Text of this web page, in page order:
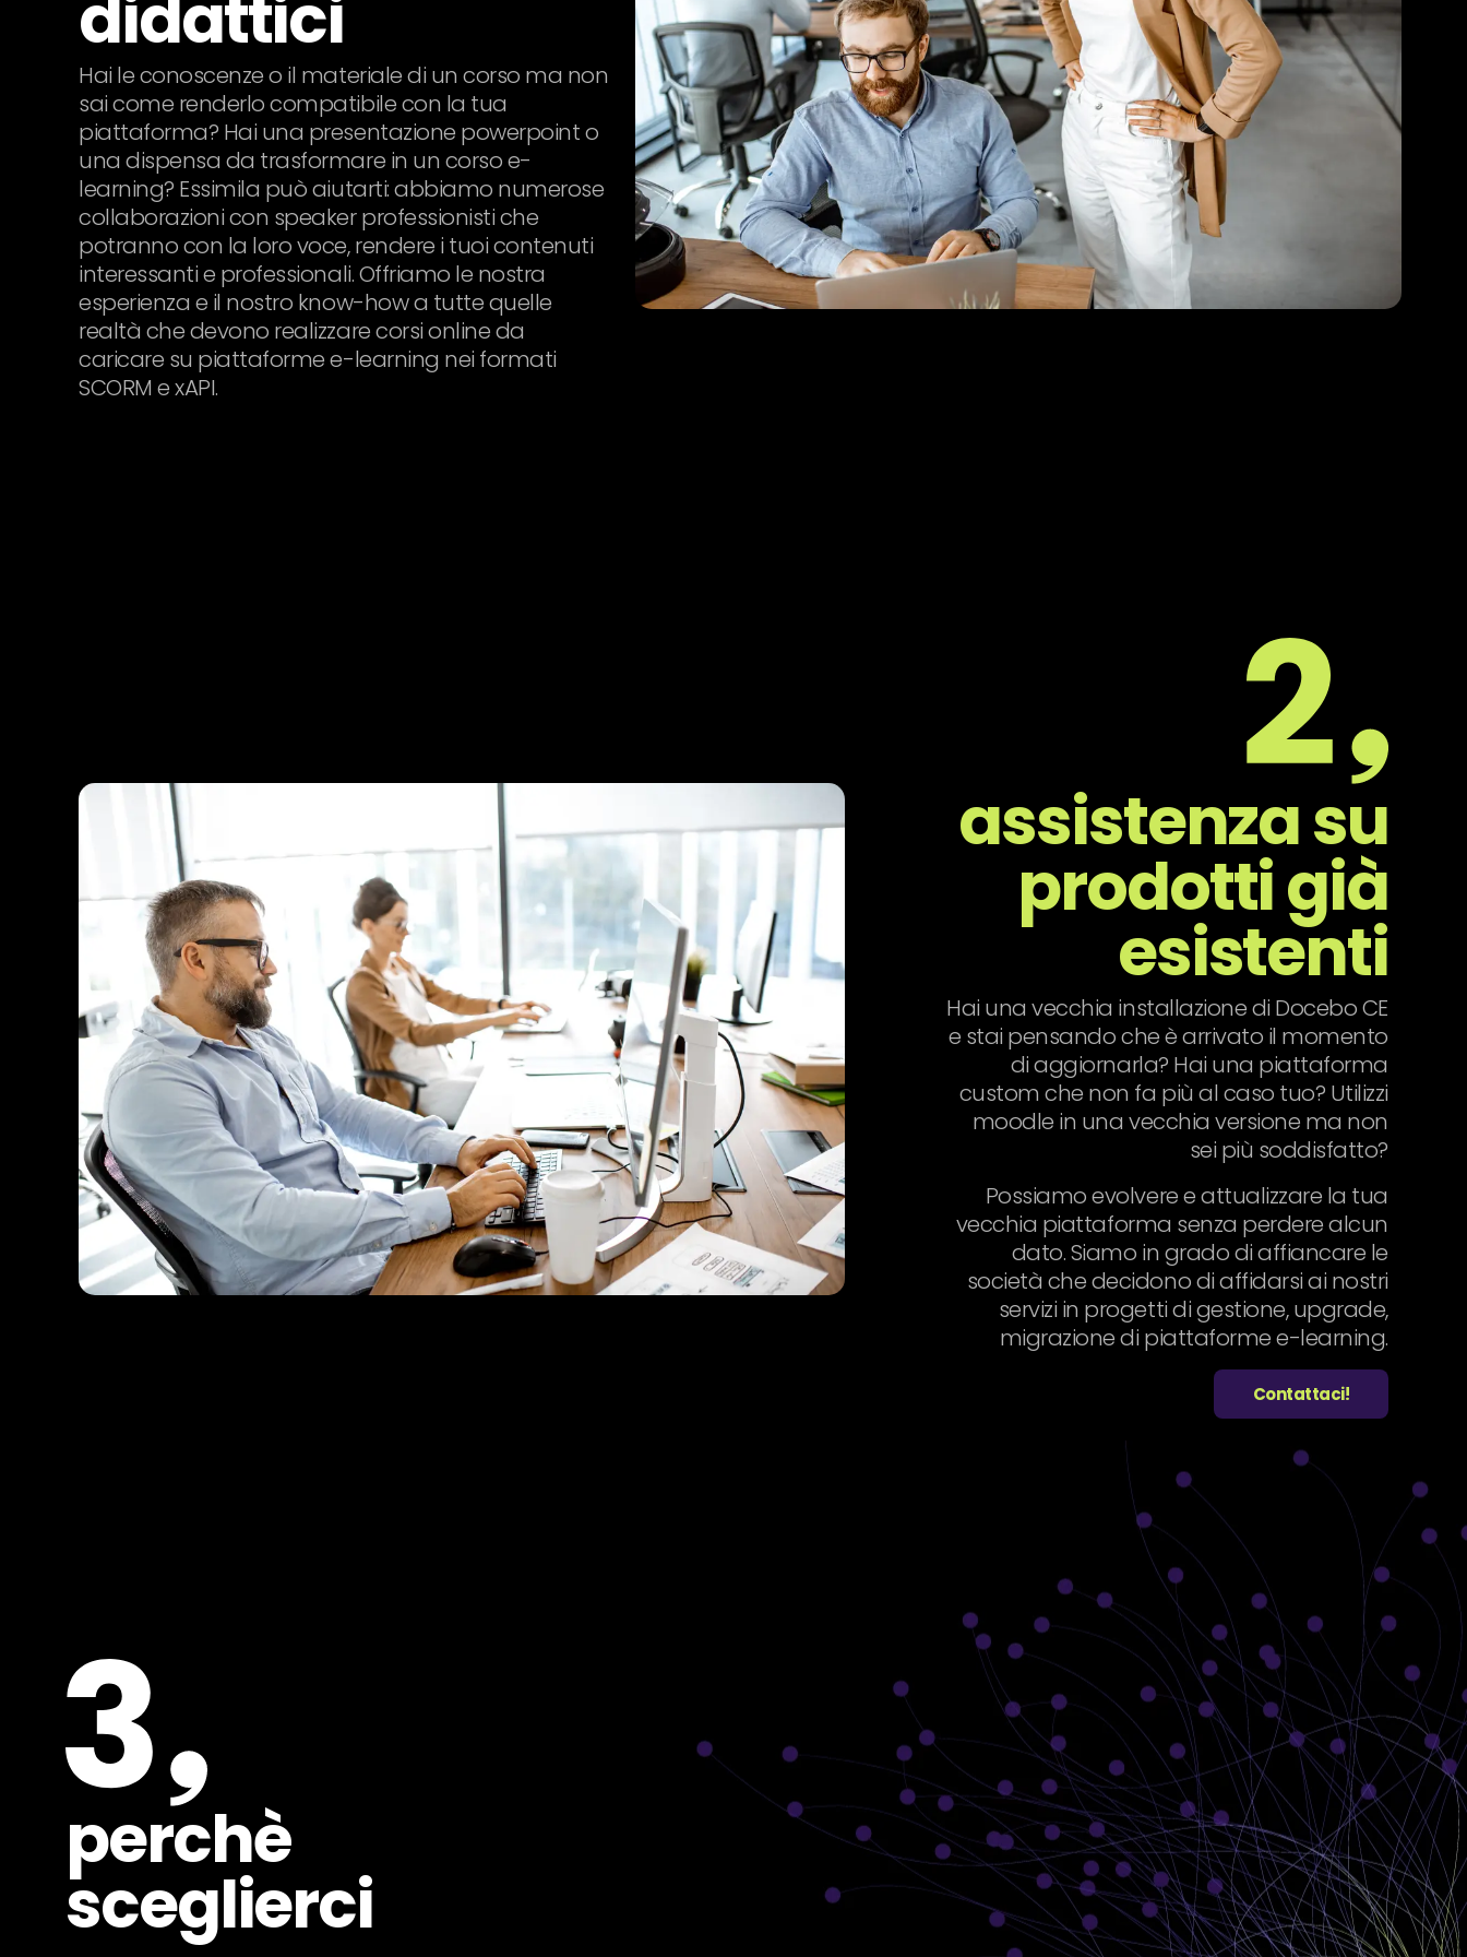
didattici
Hai le conoscenze o il materiale di un corso ma non
sai come renderlo compatibile con la tua
piattaforma? Hai una presentazione powerpoint o
una dispensa da trasformare in un corso e-
learning? Essimila può aiutarti: abbiamo numerose
collaborazioni con speaker professionisti che
potranno con la loro voce, rendere i tuoi contenuti
interessanti e professionali. Offriamo le nostra
esperienza e il nostro know-how a tutte quelle
realtà che devono realizzare corsi online da
caricare su piattaforme e-learning nei formati
SCORM e xAPI.
assistenza su
prodotti già
esistenti
Hai una vecchia installazione di Docebo CE
e stai pensando che è arrivato il momento
di aggiornarla? Hai una piattaforma
custom che non fa più al caso tuo? Utilizzi
moodle in una vecchia versione ma non
sei più soddisfatto?
Possiamo evolvere e attualizzare la tua
vecchia piattaforma senza perdere alcun
dato. Siamo in grado di affiancare le
società che decidono di affidarsi ai nostri
servizi in progetti di gestione, upgrade,
migrazione di piattaforme e-learning.
Contattaci!
perchè
sceglierci